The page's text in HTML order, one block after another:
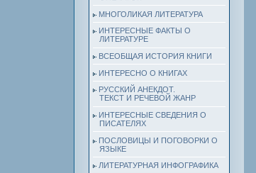
МНОГОЛИКАЯ ЛИТЕРАТУРА
ИНТЕРЕСНЫЕ ФАКТЫ О
ЛИТЕРАТУРЕ
ВСЕОБЩАЯ ИСТОРИЯ КНИГИ
ИНТЕРЕСНО О КНИГАХ
РУССКИЙ АНЕКДОТ.
ТЕКСТ И РЕЧЕВОЙ ЖАНР
ИНТЕРЕСНЫЕ СВЕДЕНИЯ О
ПИСАТЕЛЯХ
ПОСЛОВИЦЫ И ПОГОВОРКИ О
ЯЗЫКЕ
ЛИТЕРАТУРНАЯ ИНФОГРАФИКА